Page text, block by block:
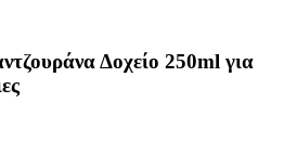
Δοχείο 250ml για